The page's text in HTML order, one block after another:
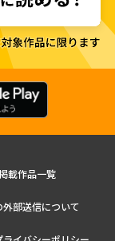
載作品一覧
部送信について